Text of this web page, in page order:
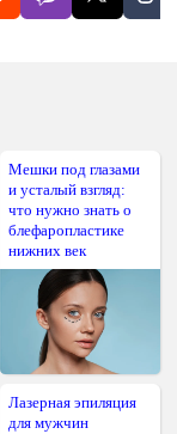
Мешки под глазами
и усталый взгляд:
что нужно знать о
блефаропластике
нижних век
Лазерная эпиляция
для мужчин